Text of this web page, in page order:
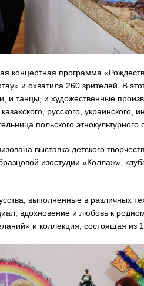
концертная программа
и охватила 260 зрителей. В
и танцы, и художественные
русского,
польского
выставка детского
изостудии «Коллаж»,
выполненные в различных
вдохновение и любовь к
и коллекция, состоящая из